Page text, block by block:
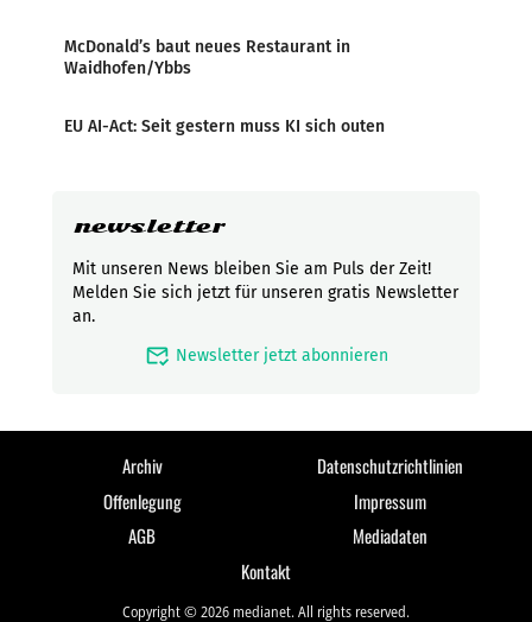
McDonald’s baut neues Restaurant in
Waidhofen/Ybbs
EU AI-Act: Seit gestern muss KI sich outen
newsletter
Mit unseren News bleiben Sie am Puls der Zeit!
Melden Sie sich jetzt für unseren gratis Newsletter
an.
mark_email_read Newsletter jetzt abonnieren
Archiv
Datenschutzrichtlinien
Offenlegung
Impressum
AGB
Mediadaten
Kontakt
Copyright © 2026 medianet. All rights reserved.